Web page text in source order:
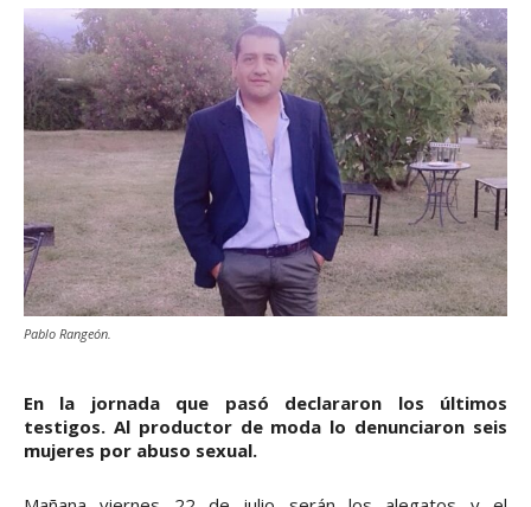
Pablo Rangeón.
En la jornada que pasó declararon los últimos
testigos. Al productor de moda lo denunciaron seis
mujeres por abuso sexual.